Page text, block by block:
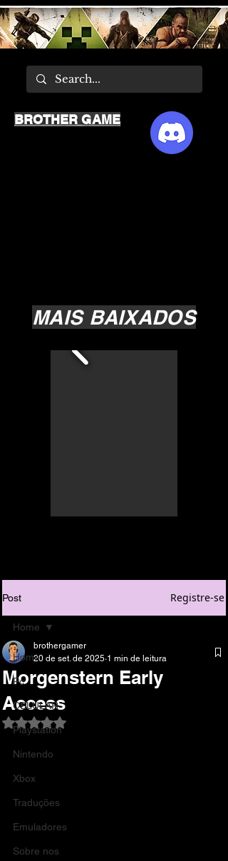
MAIS BAIXADOS
BROTHER GAME
Post Registre-se
Home
Pc
CELULAR
Playstation
Nintendo
Xbox
Traduções
Emuladores
Sobre nos
Home
Morgenstern Early
Access
brothergamer
20 de set. de 2025 1 min de leitura
Avaliado com NaN de 5 estrelas.